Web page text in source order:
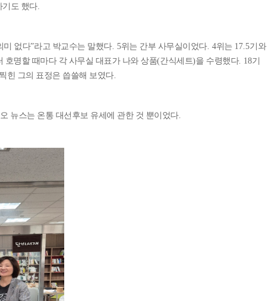
기도 했다.
미 없다”라고 박교수는 말했다. 5위는 간부 사무실이었다. 4위는 17.5기와
호명할 때마다 각 사무실 대표가 나와 상품(간식세트)을 수령했다. 18기
힌 그의 표정은 씁쓸해 보였다.
뉴스는 온통 대선후보 유세에 관한 것 뿐이었다.